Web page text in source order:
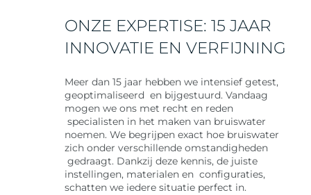
ONZE EXPERTISE: 15 JAAR
INNOVATIE EN VERFIJNING
Meer dan 15 jaar hebben we intensief getest,
geoptimaliseerd en bijgestuurd. Vandaag
mogen we ons met recht en reden
specialisten in het maken van bruiswater
noemen. We begrijpen exact hoe bruiswater
zich onder verschillende omstandigheden
gedraagt. Dankzij deze kennis, de juiste
instellingen, materialen en configuraties,
schatten we iedere situatie perfect in.